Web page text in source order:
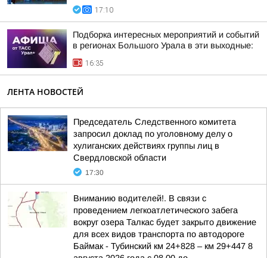
17:10
Подборка интересных мероприятий и событий
в регионах Большого Урала в эти выходные:
16:35
ЛЕНТА НОВОСТЕЙ
Председатель Следственного комитета
запросил доклад по уголовному делу о
хулиганских действиях группы лиц в
Свердловской области
17:30
Вниманию водителей!. В связи с
проведением легкоатлетического забега
вокруг озера Талкас будет закрыто движение
для всех видов транспорта по автодороге
Баймак - Тубинский км 24+828 – км 29+447 8